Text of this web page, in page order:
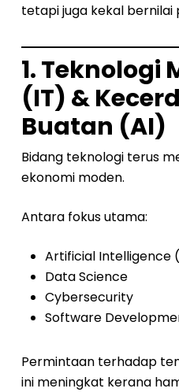
tetapi juga kekal bernilai
1. Teknologi
(IT) &
Buatan (AI)
Bidang teknologi terus
ekonomi moden.
Antara fokus utama:
Artificial Intelligence
Data Science
Cybersecurity
Software
Permintaan terhadap
ini meningkat kerana